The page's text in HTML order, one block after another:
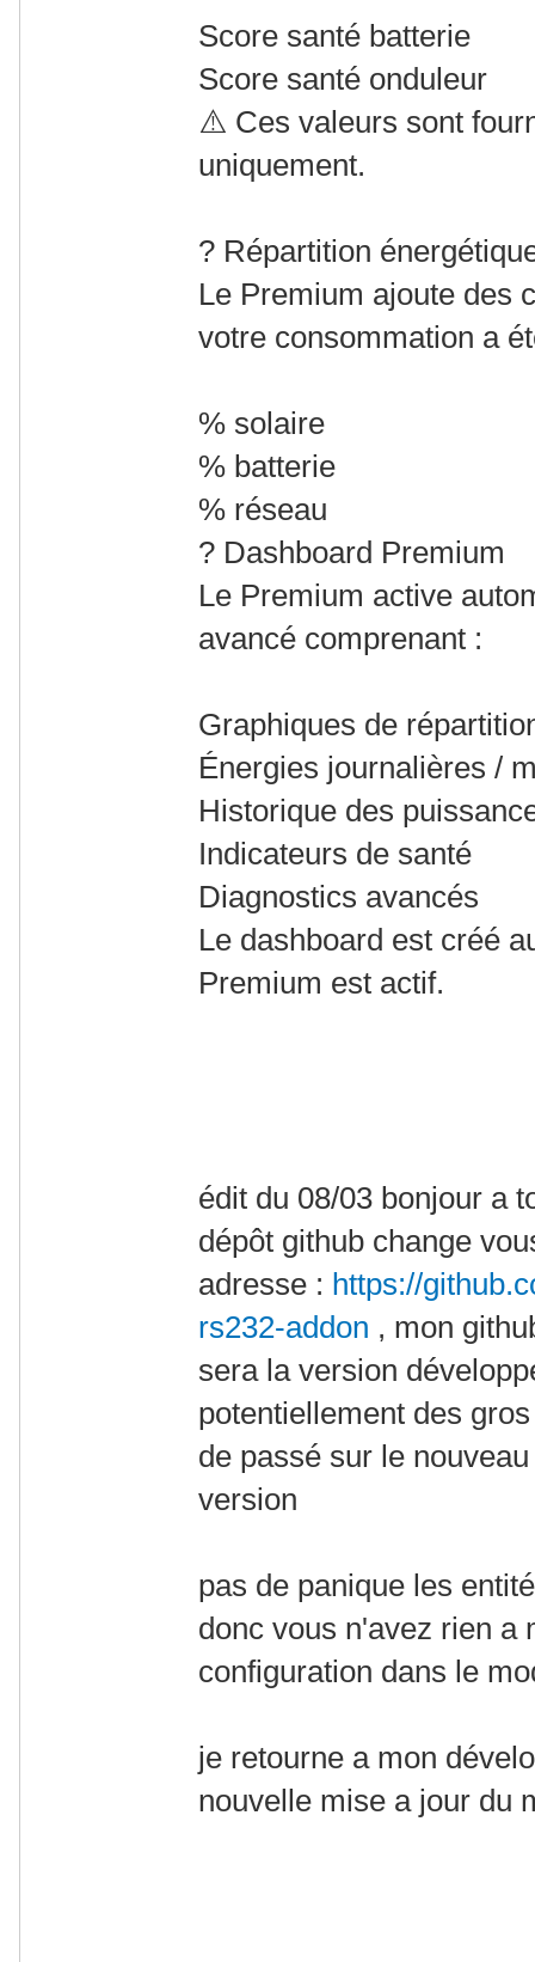
Score santé batterie
Score santé onduleur
⚠️ Ces valeurs sont
uniquement.
? Répartition
Le Premium ajoute des
votre consommation a
% solaire
% batterie
% réseau
? Dashboard Premium
Le Premium active
avancé comprenant :
Graphiques de
Énergies journalières /
Historique des
Indicateurs de santé
Diagnostics avancés
Le dashboard est créé
Premium est actif.
édit du 08/03 bonjour a
dépôt github change
adresse : https://
rs232-addon , mon
sera la version
potentiellement des
de passé sur le
version
pas de panique les
donc vous n'avez rien a
configuration dans le
je retourne a mon
nouvelle mise a jour du